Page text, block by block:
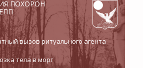
ПОХОРОН
вызов ритуального агента
тела в морг